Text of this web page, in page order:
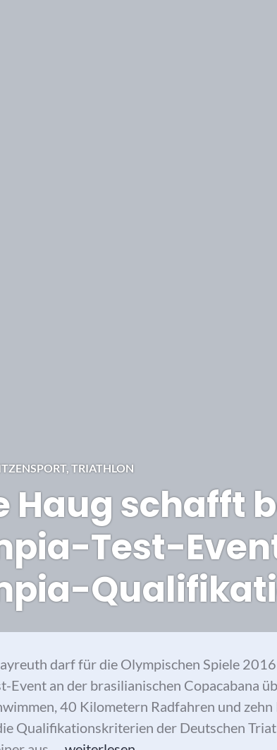
TRIATHLON
Haug schafft
Test-
darf für die Olympischen Spiele
Event an der brasilianischen Copacabana
40 Kilometern Radfahren und
Qualifikationskriterien der Deutschen